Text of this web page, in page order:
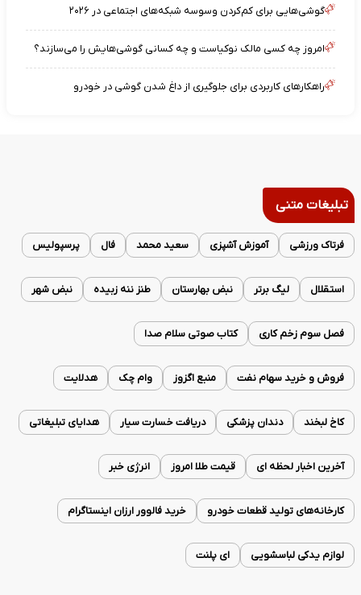
گوشی‌هایی برای کم‌کردن وسوسه شبکه‌های اجتماعی در ۲۰۲۶
امروز چه کسی مالک نوکیاست و چه کسانی گوشی‌هایش را می‌سازند؟
راهکارهای کاربردی برای جلوگیری از داغ شدن گوشی در خودرو
تبلیغات متنی
فرتاک ورزشی آموزش آشپزی سعید محمد فال پرسپولیس
استقلال لیگ برتر نبض بهارستان طنز ننه زبیده نبض شهر
فصل سوم زخم کاری کتاب صوتی سلام صدا
فروش و خرید سهام نفت منبع اگزوز وام چک هدلایت
کاخ لبخند دندان پزشکی دریافت خسارت سیار هدایای تبلیغاتی
آخرین اخبار لحظه ای قیمت طلا امروز انرژی خبر
کارخانه‌های تولید قطعات خودرو خرید فالوور ارزان اینستاگرام
لوازم یدکی لباسشویی ای پلنت